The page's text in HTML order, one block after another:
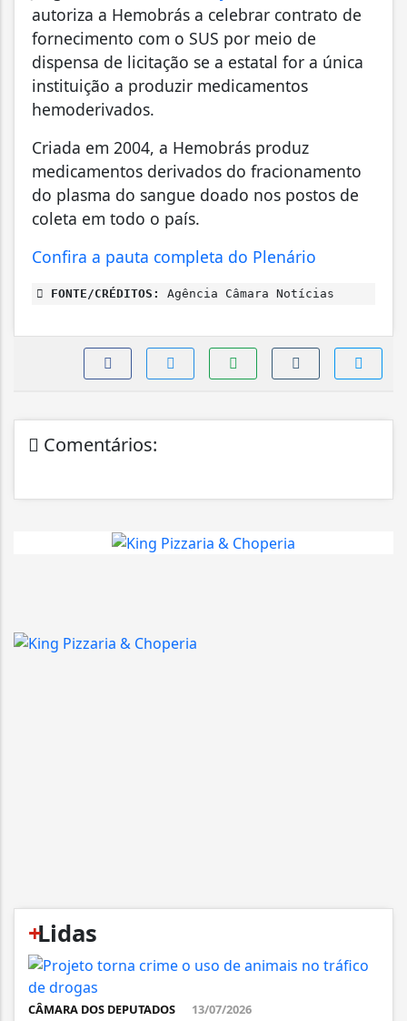
autoriza a Hemobrás a celebrar contrato de
fornecimento com o SUS por meio de
dispensa de licitação se a estatal for a única
instituição a produzir medicamentos
hemoderivados.
Criada em 2004, a Hemobrás produz
medicamentos derivados do fracionamento
do plasma do sangue doado nos postos de
coleta em todo o país.
Confira a pauta completa do Plenário
FONTE/CRÉDITOS: Agência Câmara Notícias
Comentários:
+
Lidas
CÂMARA DOS DEPUTADOS 13/07/2026